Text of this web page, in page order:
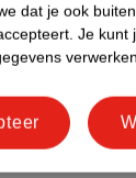
dat je ook
Je kunt